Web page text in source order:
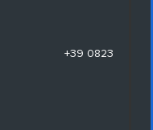
+39 0823